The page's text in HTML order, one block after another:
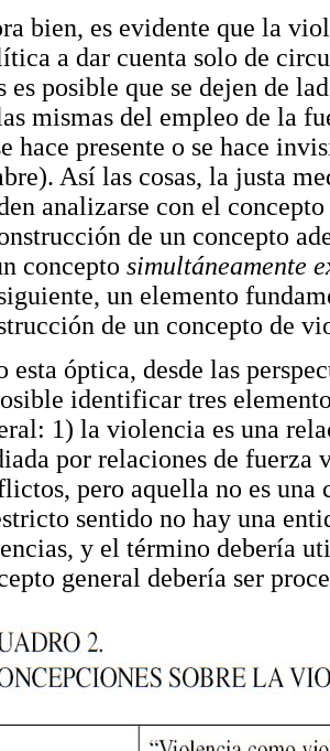
bien, es evidente que la
a dar cuenta solo de
es posible que se dejen de
mismas del empleo de la
hace presente o se hace
Así las cosas, la justa
analizarse con el
de un concepto
concepto simultáneamente
un elemento
de un concepto de
esta óptica, desde las
identificar tres
1) la violencia es una
por relaciones de
pero aquella no es
sentido no hay una
y el término debería
general debería ser